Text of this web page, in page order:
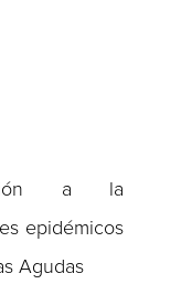
a la
epidémicos
Agudas